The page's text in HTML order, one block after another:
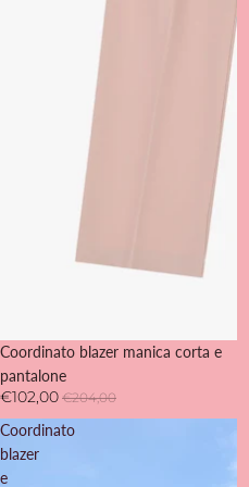
-50%
Coordinato blazer manica corta e
pantalone
€102,00 €204,00
Coordinato
blazer
e